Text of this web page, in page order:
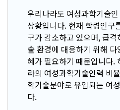
우리나라도 여성과학기술
상황입니다. 현재 학령인구
구가 감소하고 있으며, 급
술 환경에 대응하기 위해
혜가 필요하기 때문입니다.
라의 여성과학기술인력 비
학기술분야로 유입되는 여
다.